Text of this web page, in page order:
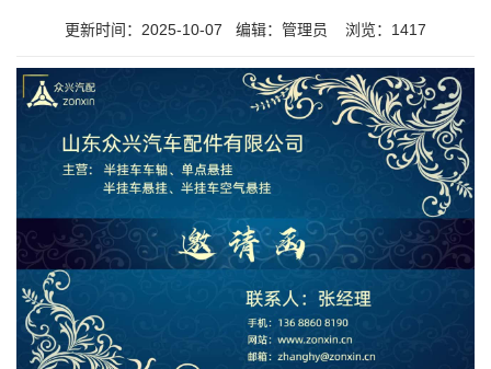
更新时间：2025-10-07 编辑：管理员 浏览：1417